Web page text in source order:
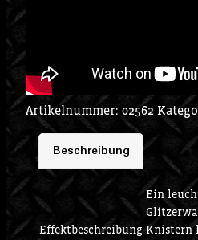
Artikelnummer: 02562
Beschreibung
Effektbeschreibung
Ein
Knistern